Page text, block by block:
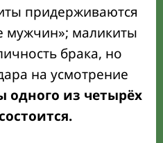
придерживаются
мужчин»; маликиты
брака, но
на усмотрение
одного из четырёх